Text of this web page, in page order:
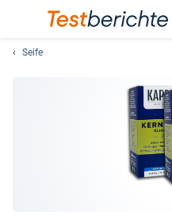
Seife